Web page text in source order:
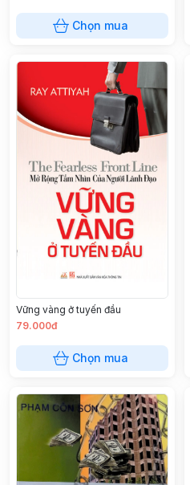
Chọn mua
Vững vàng ở tuyến đầu
79.000đ
Chọn mua